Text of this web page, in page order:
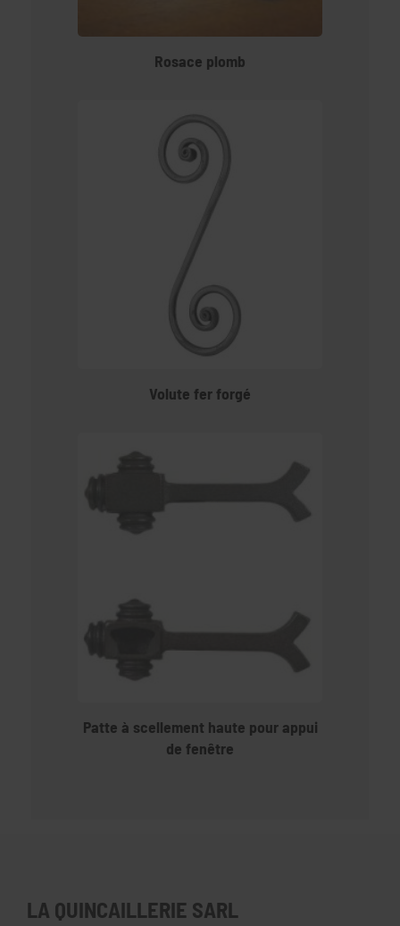
Rosace plomb
Volute fer forgé
Patte à scellement haute pour appui
de fenêtre
LA QUINCAILLERIE SARL